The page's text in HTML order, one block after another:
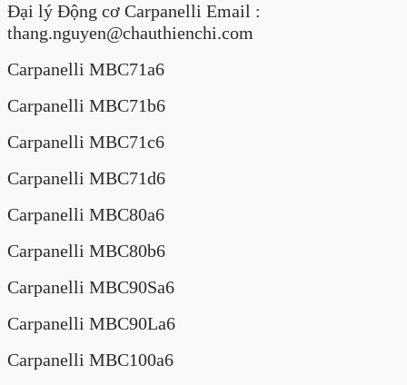
Đại lý Động cơ Carpanelli Email :
thang.nguyen@chauthienchi.com
Carpanelli MBC71a6
Carpanelli MBC71b6
Carpanelli MBC71c6
Carpanelli MBC71d6
Carpanelli MBC80a6
Carpanelli MBC80b6
Carpanelli MBC90Sa6
Carpanelli MBC90La6
Carpanelli MBC100a6